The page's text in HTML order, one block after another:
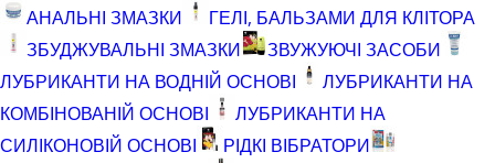
АНАЛЬНІ ЗМАЗКИ
ГЕЛІ, БАЛЬЗАМИ ДЛЯ КЛІТОРА
ЗБУДЖУВАЛЬНІ ЗМАЗКИ
ЗВУЖУЮЧІ ЗАСОБИ
ЛУБРИКАНТИ НА ВОДНІЙ ОСНОВІ
ЛУБРИКАНТИ НА
КОМБІНОВАНІЙ ОСНОВІ
ЛУБРИКАНТИ НА
СИЛІКОНОВІЙ ОСНОВІ
РІДКІ ВІБРАТОРИ